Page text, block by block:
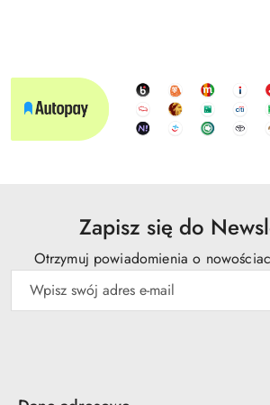
Zapisz się do
Otrzymuj powiadomienia o